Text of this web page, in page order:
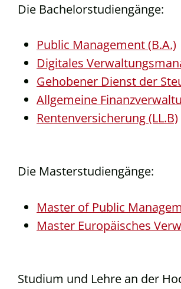
Die Bachelorstudiengänge:
Public Management (B.A.)
Digitales
Gehobener Dienst der
Allgemeine
Rentenversicherung (LL.B)
Die Masterstudiengänge:
Master of Public
Master Europäisches
Studium und Lehre an der